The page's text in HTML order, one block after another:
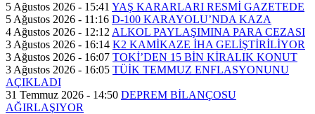
5 Ağustos 2026 - 15:41 YAŞ KARARLARI RESMİ GAZETEDE
5 Ağustos 2026 - 11:16 D-100 KARAYOLU’NDA KAZA
4 Ağustos 2026 - 12:12 ALKOL PAYLAŞIMINA PARA CEZASI
3 Ağustos 2026 - 16:14 K2 KAMİKAZE İHA GELİŞTİRİLİYOR
3 Ağustos 2026 - 16:07 TOKİ’DEN 15 BİN KİRALIK KONUT
3 Ağustos 2026 - 16:05 TÜİK TEMMUZ ENFLASYONUNU
AÇIKLADI
31 Temmuz 2026 - 14:50 DEPREM BİLANÇOSU
AĞIRLAŞIYOR